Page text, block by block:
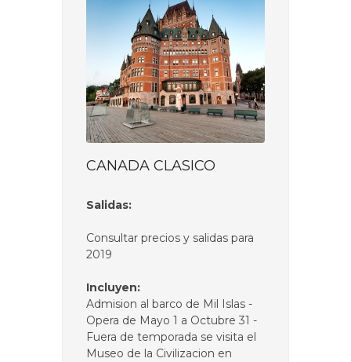
CANADA CLASICO
Salidas:
Consultar precios y salidas para
2019
Incluyen:
Admision al barco de Mil Islas -
Opera de Mayo 1 a Octubre 31 -
Fuera de temporada se visita el
Museo de la Civilizacion en